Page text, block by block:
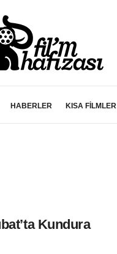
HABERLER KISA FİLMLER
Kundura